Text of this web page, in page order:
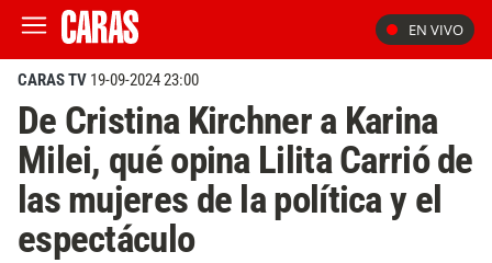
EN VIVO
CARAS TV 19-09-2024 23:00
De Cristina Kirchner a Karina
Milei, qué opina Lilita Carrió de
las mujeres de la política y el
espectáculo